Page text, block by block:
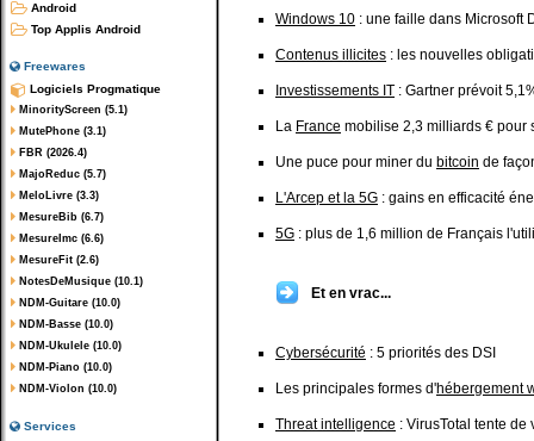
Android
Top Applis Android
Freewares
Logiciels Progmatique
MinorityScreen (5.1)
MutePhone (3.1)
FBR (2026.4)
MajoReduc (5.7)
MeloLivre (3.3)
MesureBib (6.7)
MesureImc (6.6)
MesureFit (2.6)
NotesDeMusique (10.1)
NDM-Guitare (10.0)
NDM-Basse (10.0)
NDM-Ukulele (10.0)
NDM-Piano (10.0)
NDM-Violon (10.0)
Services
Windows 10 : une faille dans Microsoft
Contenus illicites : les nouvelles
Investissements IT : Gartner prévoit
La France mobilise 2,3 milliards € pour
Une puce pour miner du bitcoin de
L'Arcep et la 5G : gains en efficacité
5G : plus de 1,6 million de Français
Et en vrac...
Cybersécurité : 5 priorités des DSI
Les principales formes d'hébergement
Threat intelligence : VirusTotal tente de